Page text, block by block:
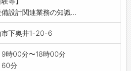
設計関連業務の知識...
市下奥井1-20-6
9時00分〜18時00分
60分